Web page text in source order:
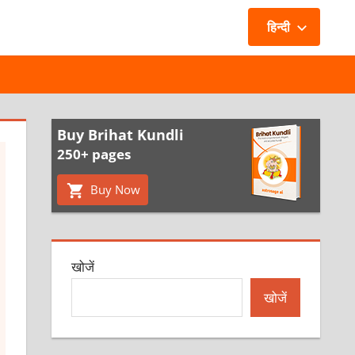
हिन्दी
Buy Brihat Kundli
250+ pages
Buy Now
खोजें
खोजें